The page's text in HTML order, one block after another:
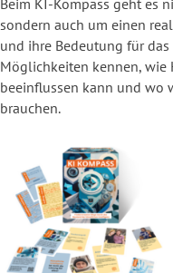
Beim KI-Kompass geht es
sondern auch um einen
und ihre Bedeutung für
Möglichkeiten kennen, wie
beeinflussen kann und wo
brauchen.